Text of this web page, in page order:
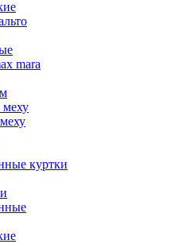
mara
меху
куртки